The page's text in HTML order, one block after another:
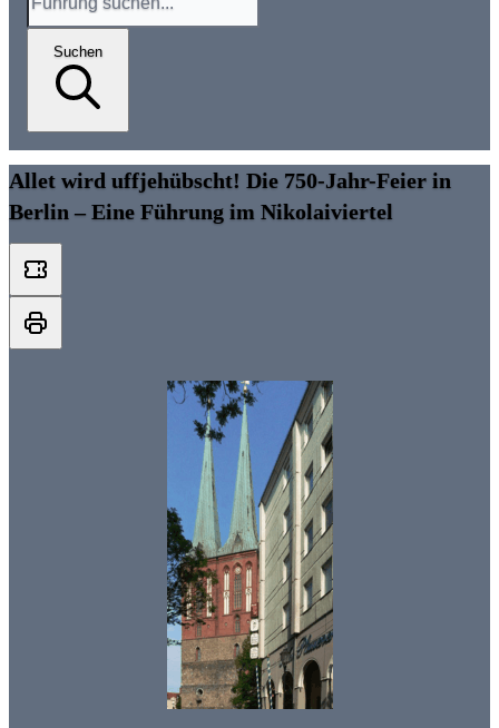
Suchen
Allet wird uffjehübscht! Die 750-Jahr-Feier in
Berlin – Eine Führung im Nikolaiviertel